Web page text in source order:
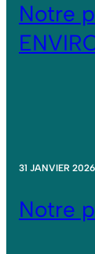
Notre
31 JANVIER 2026
Notre